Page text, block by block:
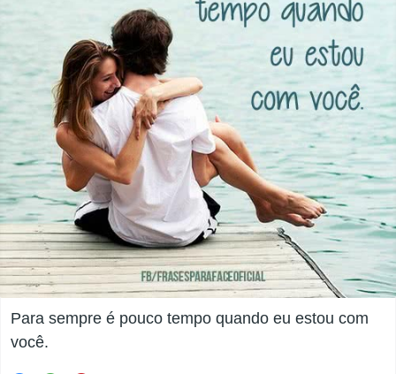
Para sempre é pouco tempo quando eu estou com
você.